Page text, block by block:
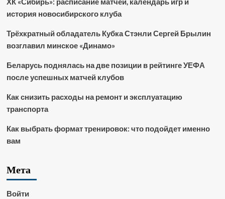
история новосибирского клуба
Трёхкратный обладатель Кубка Стэнли Сергей Брылин
возглавил минское «Динамо»
Беларусь поднялась на две позиции в рейтинге УЕФА
после успешных матчей клубов
Как снизить расходы на ремонт и эксплуатацию
транспорта
Как выбрать формат тренировок: что подойдет именно
вам
Мета
Войти